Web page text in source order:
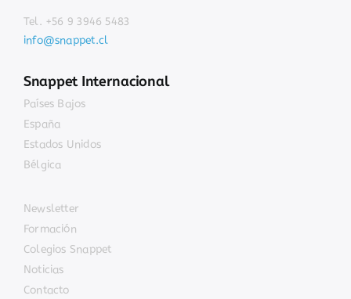
Tel. +56 9 3946 5483
info@snappet.cl
Snappet Internacional
Países Bajos
España
Estados Unidos
Bélgica
Newsletter
Formación
Colegios Snappet
Noticias
Contacto